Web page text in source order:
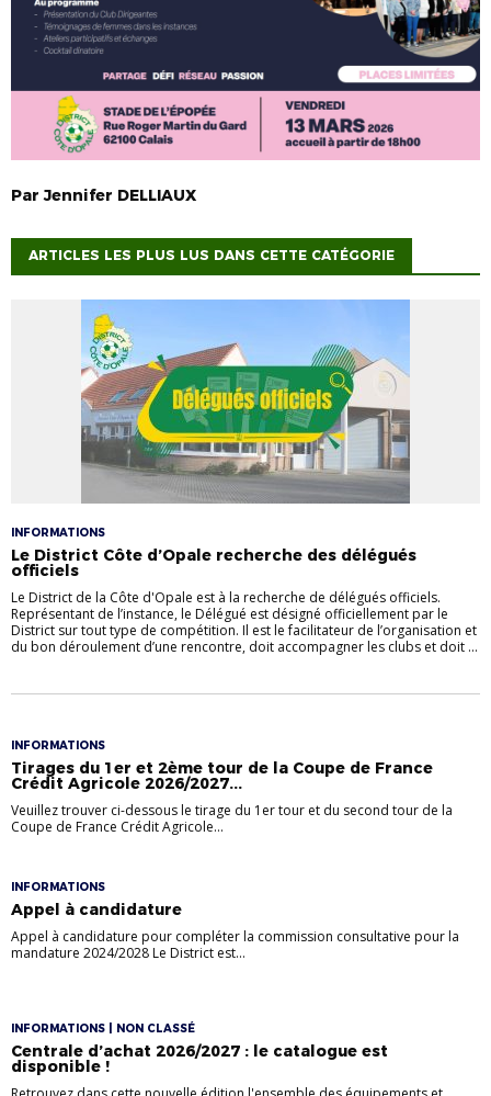
ParJennifer DELLIAUX
ARTICLES LES PLUS LUS DANS CETTE CATÉGORIE
INFORMATIONS
Le District Côte d’Opale recherche des délégués
officiels
Le District de la Côte d'Opale est à la recherche de délégués officiels.
Représentant de l’instance, le Délégué est désigné officiellement par le
District sur tout type de compétition. Il est le facilitateur de l’organisation et
du bon déroulement d’une rencontre, doit accompagner les clubs et doit ...
INFORMATIONS
Tirages du 1er et 2ème tour de la Coupe de France
Crédit Agricole 2026/2027...
Veuillez trouver ci-dessous le tirage du 1er tour et du second tour de la
Coupe de France Crédit Agricole...
INFORMATIONS
Appel à candidature
Appel à candidature pour compléter la commission consultative pour la
mandature 2024/2028 Le District est...
INFORMATIONS | NON CLASSÉ
Centrale d’achat 2026/2027 : le catalogue est
disponible !